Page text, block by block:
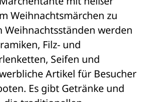
Weihnachtsmärchen zu
Weihnachtsständen werden
Filz- und
Seifen und
Artikel für Besucher
Es gibt Getränke und